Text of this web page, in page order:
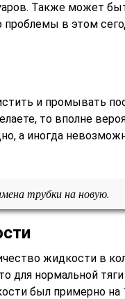
Также может
в этом
и промывать
то вполне
а иногда
трубки на новую.
жидкости в
для нормальной
был примерно